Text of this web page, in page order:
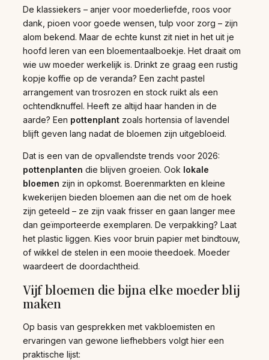
De klassiekers – anjer voor moederliefde, roos voor
dank, pioen voor goede wensen, tulp voor zorg – zijn
alom bekend. Maar de echte kunst zit niet in het uit je
hoofd leren van een bloementaalboekje. Het draait om
wie uw moeder werkelijk is. Drinkt ze graag een rustig
kopje koffie op de veranda? Een zacht pastel
arrangement van trosrozen en stock ruikt als een
ochtendknuffel. Heeft ze altijd haar handen in de
aarde? Een pottenplant zoals hortensia of lavendel
blijft geven lang nadat de bloemen zijn uitgebloeid.
Dat is een van de opvallendste trends voor 2026:
pottenplanten die blijven groeien. Ook lokale
bloemen zijn in opkomst. Boerenmarkten en kleine
kwekerijen bieden bloemen aan die net om de hoek
zijn geteeld – ze zijn vaak frisser en gaan langer mee
dan geïmporteerde exemplaren. De verpakking? Laat
het plastic liggen. Kies voor bruin papier met bindtouw,
of wikkel de stelen in een mooie theedoek. Moeder
waardeert de doordachtheid.
Vijf bloemen die bijna elke moeder blij
maken
Op basis van gesprekken met vakbloemisten en
ervaringen van gewone liefhebbers volgt hier een
praktische lijst: